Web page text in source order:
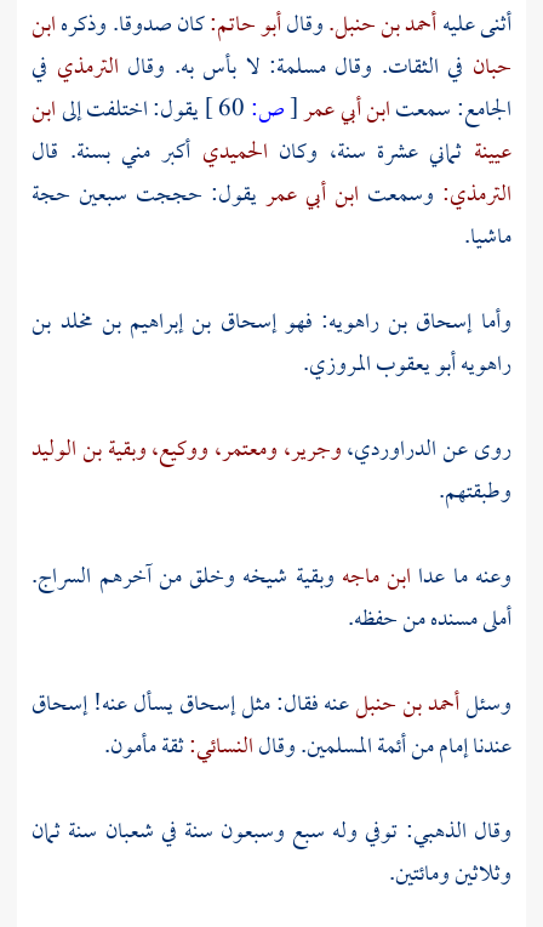
أثنى عليهأحمد بن حنبل.وقالأبو حاتم:كان صدوقا. وذكرهابن
حبان في الثقات. وقالمسلمة: لا بأس به. وقال الترمذي في
الجامع: سمعتابن أبي عمر[ص: يقول: اختلفت إلىابن
عيينة ثماني عشرة سنة، وكان الحميدي أكبر مني بسنة. قال
الترمذي: وسمعت ابن أبي عمريقول: حججت سبعين حجة
ماشيا.
وأماإسحاق بن راهويه: فهو إسحاق بن إبراهيم بن مخلد بن
راهويه أبو يعقوب المروزي.
روى عنالدراوردي،وجرير،ومعتمر،ووكيع،وبقية بن الوليد
وطبقتهم.
وعنه ما عدا ابن ماجه وبقية شيخه وخلق من آخرهم السراج.
أملى مسنده من حفظه.
وسئلأحمد بن حنبلعنه فقال: مثلإسحاقيسأل عنه!إسحاق
عندنا إمام من أئمة المسلمين. وقالالنسائي:ثقة مأمون.
وقال الذهبي: توفي وله سبع وسبعون سنة في شعبان سنة ثمان
وثلاثين ومائتين.